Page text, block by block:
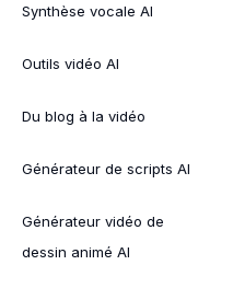
Synthèse vocale AI
Outils vidéo AI
Du blog à la vidéo
Générateur de scripts AI
Générateur vidéo de
dessin animé AI